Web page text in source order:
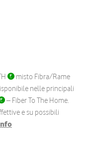
misto Fibra/Rame
nelle principali
– Fiber To The Home.
e su possibili